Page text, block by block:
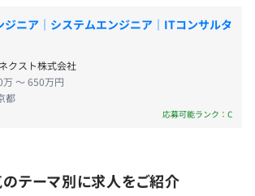
が1名
康保険・厚生年金加入・雇用保険・労災
ジニア｜システムエンジニア｜ITコンサルタ
クスト株式会社
万 〜 650万円
都
応募可能ランク：C
テーマ別に求人をご紹介